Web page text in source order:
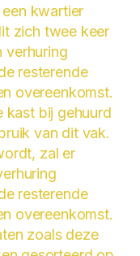
kwartier
zich twee keer
verhuring
resterende
overeenkomst.
kast bij gehuurd
van dit vak.
zal er
resterende
overeenkomst.
zoals deze